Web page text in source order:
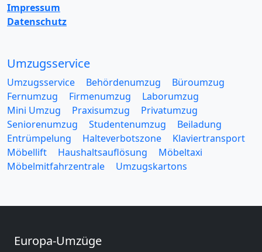
Impressum
Datenschutz
Umzugsservice
Umzugsservice Behördenumzug
Büroumzug
Fernumzug
Firmenumzug
Laborumzug
Mini Umzug
Praxisumzug
Privatumzug
Seniorenumzug
Studentenumzug
Beiladung
Entrümpelung
Halteverbotszone
Klaviertransport
Möbellift
Haushaltsauflösung
Möbeltaxi
Möbelmitfahrzentrale
Umzugskartons
Europa-Umzüge